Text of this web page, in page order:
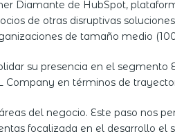
Diamante de HubSpot,
de otras disruptivas
de tamaño medio
su presencia en el
en términos de
del negocio. Este paso nos
focalizada en el desarrollo